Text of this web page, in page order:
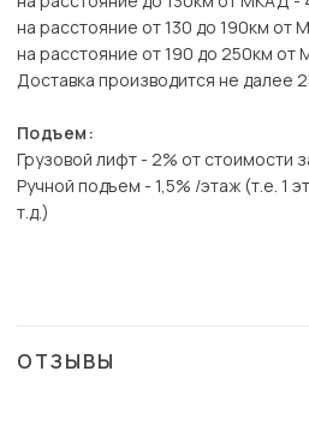
на расстояние от 130 до 190км от
на расстояние от 190 до 250км
Доставка производится не далее
Подъем:
Грузовой лифт - 2% от стоимости
Ручной подъем - 1,5% /этаж (т.е. 1
т.д.)
ОТЗЫВЫ